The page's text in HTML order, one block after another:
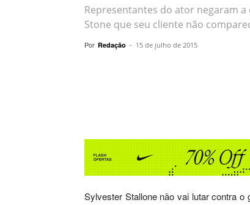
Representantes do ator negaram
Stone que seu cliente não
Por Redação - 15 de julho de 2015
Sylvester Stallone não vai lutar contra